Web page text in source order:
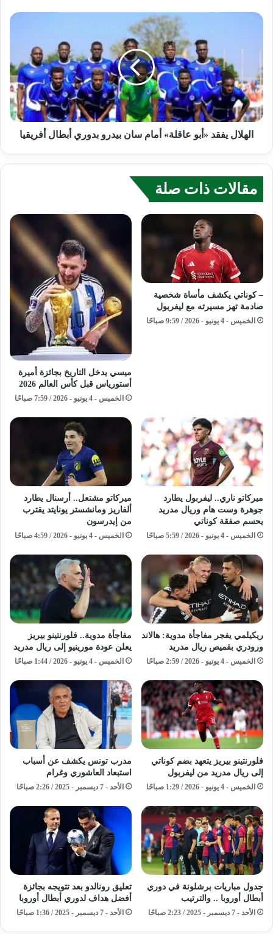
الهلال يفقد «أبو عاقلة» أمام سان بيدرو بدوري أبطال أفريقيا
مقالات ذات صلة
– كوناتي يكشف مأساة شخصية
صادمة تهز مسيرته مع ليفربول
الخميس - 4 يونيو - 2026 / 9:59 صباحًا
ميسي يدخل التاريخ بجائزة أميرة
أستورياس قبل كأس العالم 2026
الخميس - 4 يونيو - 2026 / 7:59 صباحًا
ميركاتو ناري.. ليفربول يطارد
جوهرة وست هام وريال مدريد
يحسم صفقة كوناتي
الخميس - 4 يونيو - 2026 / 5:59 صباحًا
ميركاتو مشتعل.. أرسنال يطارد
ألفاريز ومانشستر يونايتد يقترب
من إيدرسون
الخميس - 4 يونيو - 2026 / 4:59 صباحًا
ريكيلمي يفجر مفاجأة مدوية: هالاند
ورودري بقميص ريال مدريد
الخميس - 4 يونيو - 2026 / 2:59 صباحًا
مفاجأة مدوية.. فلورنتينو بيريز
يعلن عودة مورينيو إلى ريال مدريد
الخميس - 4 يونيو - 2026 / 1:44 صباحًا
فلورنتينو بيريز يتعهد بضم كوناتي
إلى ريال مدريد من ليفربول
الخميس - 4 يونيو - 2026 / 1:29 صباحًا
مدرب تونس يكشف عن أسباب
استبعاد العاشوري وغرام
الأحد - 7 ديسمبر - 2025 / 2:26 صباحًا
جدول مباريات برشلونة في دوري
أبطال أوروبا .. والترتيب
الأحد - 7 ديسمبر - 2025 / 2:23 صباحًا
تعليق رونالدو بعد تتويجه بجائزة
أفضل هداف لدوري أبطال أوروبا
الأحد - 7 ديسمبر - 2025 / 1:36 صباحًا